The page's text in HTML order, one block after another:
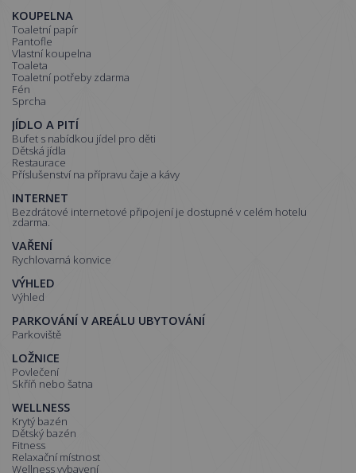
KOUPELNA
Toaletní papír
Pantofle
Vlastní koupelna
Toaleta
Toaletní potřeby zdarma
Fén
Sprcha
JÍDLO A PITÍ
Bufet s nabídkou jídel pro děti
Dětská jídla
Restaurace
Příslušenství na přípravu čaje a kávy
INTERNET
Bezdrátové internetové připojení je dostupné v celém hotelu
zdarma.
VAŘENÍ
Rychlovarná konvice
VÝHLED
Výhled
PARKOVÁNÍ V AREÁLU UBYTOVÁNÍ
Parkoviště
LOŽNICE
Povlečení
Skříň nebo šatna
WELLNESS
Krytý bazén
Dětský bazén
Fitness
Relaxační místnost
Wellness vybavení